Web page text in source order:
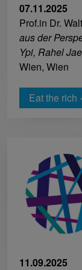
07.11.2025
Prof.in Dr.
aus der
Ypi, Rahel
Wien, Wien
Eat the rich
11.09.2025